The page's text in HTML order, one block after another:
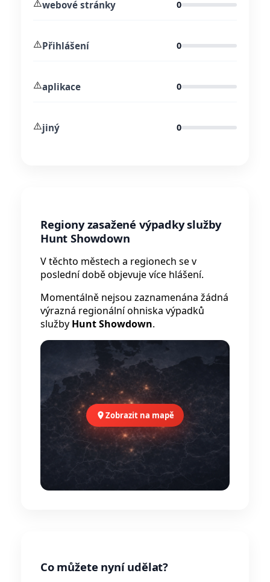
⚠️webové stránky 0
⚠️Přihlášení 0
⚠️aplikace 0
⚠️jiný 0
Regiony zasažené výpadky služby
Hunt Showdown
V těchto městech a regionech se v
poslední době objevuje více hlášení.
Momentálně nejsou zaznamenána žádná
výrazná regionální ohniska výpadků
služby Hunt Showdown.
Zobrazit na mapě
Co můžete nyní udělat?